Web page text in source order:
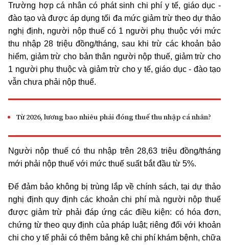
Trường hợp cá nhân có phát sinh chi phí y tế, giáo dục -
đào tạo và được áp dụng tối đa mức giảm trừ theo dự thảo
nghị định, người nộp thuế có 1 người phụ thuộc với mức
thu nhập 28 triệu đồng/tháng, sau khi trừ các khoản bảo
hiểm, giảm trừ cho bản thân người nộp thuế, giảm trừ cho
1 người phụ thuộc và giảm trừ cho y tế, giáo dục - đào tạo
vẫn chưa phải nộp thuế.
Từ 2026, lương bao nhiêu phải đóng thuế thu nhập cá nhân?
Người nộp thuế có thu nhập trên 28,63 triệu đồng/tháng
mới phải nộp thuế với mức thuế suất bắt đầu từ 5%.
Để đảm bảo không bị trùng lắp về chính sách, tại dự thảo
nghị định quy định các khoản chi phí mà người nộp thuế
được giảm trừ phải đáp ứng các điều kiện: có hóa đơn,
chứng từ theo quy định của pháp luật; riêng đối với khoản
chi cho y tế phải có thêm bảng kê chi phí khám bệnh, chữa